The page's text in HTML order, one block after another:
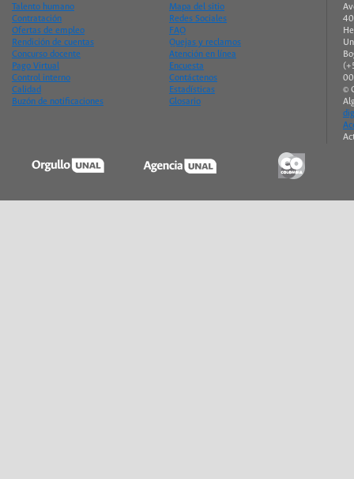
Talento humano
Contratación
Ofertas de empleo
Rendición de cuentas
Concurso docente
Pago Virtual
Control interno
Calidad
Buzón de notificaciones
Mapa del sitio
Redes Sociales
FAQ
Quejas y reclamos
Atención en línea
Encuesta
Contáctenos
Estadísticas
Glosario
©